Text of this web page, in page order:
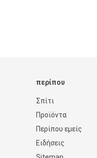
περίπου
Σπίτι
Προϊόντα
Περίπου εμείς
Ειδήσεις